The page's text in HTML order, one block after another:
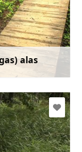
alas
Uzzināt vairāk